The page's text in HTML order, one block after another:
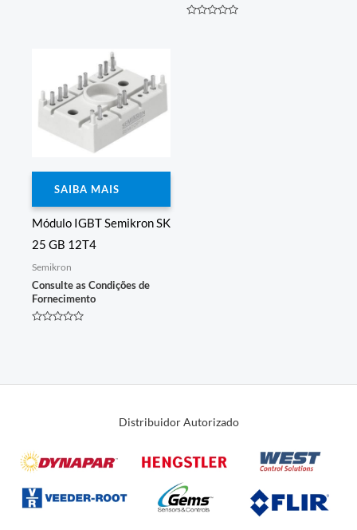
SAIBA MAIS
Módulo IGBT Semikron SK
25 GB 12T4
Semikron
Consulte as Condições de
Fornecimento
Distribuidor Autorizado